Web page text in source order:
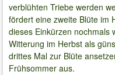
verblühten Triebe werden
fördert eine zweite Blüte im
dieses Einkürzen nochmals
Witterung im Herbst als
drittes Mal zur Blüte
Frühsommer aus.